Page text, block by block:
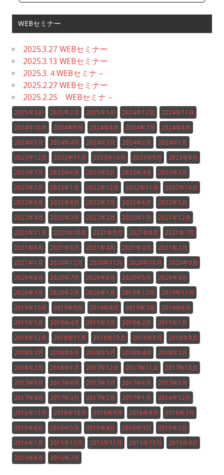
WEBセミナー
2025.3.27 WEBセミナー
2025.3.13 WEBセミナー
2025.3.４WEBセミナ－
2025.2.27 WEBセミナー
2025.2.25 WEBセミナ－
2025年3月 2025年2月 2025年1月 2024年12月 2024年11月
2024年10月 2024年9月 2024年8月 2024年7月 2024年6月
2024年5月 2024年4月 2024年3月 2024年2月 2024年1月
2023年12月 2023年11月 2023年10月 2023年9月 2023年8月
2023年7月 2023年6月 2023年5月 2023年4月 2023年3月
2023年2月 2023年1月 2022年12月 2022年11月 2022年10月
2022年9月 2022年8月 2022年7月 2022年6月 2022年5月
2022年4月 2022年3月 2022年2月 2022年1月 2021年12月
2021年11月 2021年10月 2021年9月 2021年8月 2021年7月
2021年6月 2021年5月 2021年4月 2021年3月 2021年2月
2021年1月 2020年12月 2020年11月 2020年10月 2020年9月
2020年8月 2020年7月 2020年6月 2020年5月 2020年4月
2020年3月 2020年2月 2020年1月 2019年12月 2019年11月
2019年10月 2019年9月 2019年8月 2019年7月 2019年6月
2019年5月 2019年4月 2019年3月 2019年2月 2019年1月
2018年12月 2018年11月 2018年10月 2018年9月 2018年8月
2018年7月 2018年6月 2018年5月 2018年4月 2018年3月
2018年2月 2018年1月 2017年12月 2017年11月 2017年10月
2017年9月 2017年8月 2017年7月 2017年6月 2017年5月
2017年4月 2017年3月 2017年2月 2017年1月 2016年12月
2016年11月 2016年10月 2016年9月 2016年8月 2016年7月
2016年6月 2016年5月 2016年4月 2016年3月 2016年2月
2016年1月 2015年12月 2015年11月 2015年10月 2015年9月
2015年8月 2015年7月